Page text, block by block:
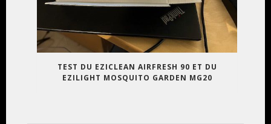
TEST DU EZICLEAN AIRFRESH 90 ET DU
EZILIGHT MOSQUITO GARDEN MG20